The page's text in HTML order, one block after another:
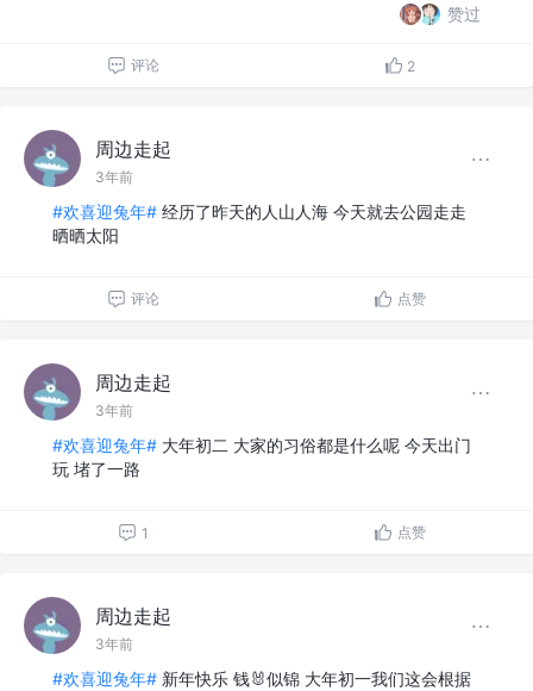
赞过
评论 2
周边走起
3年前
#欢喜迎兔年# 经历了昨天的人山人海 今天就去公园走走
晒晒太阳
评论 点赞
周边走起
3年前
#欢喜迎兔年# 大年初二 大家的习俗都是什么呢 今天出门
玩 堵了一路
1 点赞
周边走起
3年前
#欢喜迎兔年# 新年快乐 钱🐰似锦 大年初一我们这会根据